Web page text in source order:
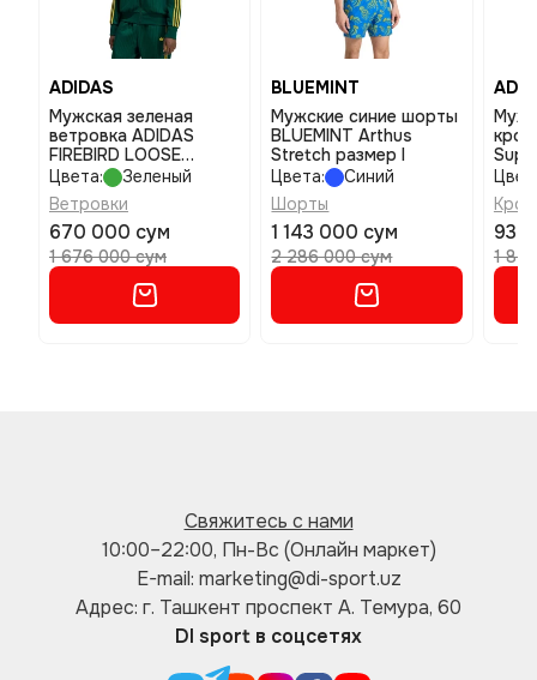
ADIDAS
Мужская зеленая
ветровка ADIDAS
FIREBIRD LOOSE
размер xl
Цвета:
Зеленый
Ветровки
670 000 сум
1 676 000 сум
BLUEMINT
Мужские синие шорты
BLUEMINT Arthus
Stretch размер l
Цвета:
Синий
Шорты
1 143 000 сум
2 286 000 сум
939
1
Свяжитесь с нами
10:00–22:00, Пн-Вс (Онлайн маркет)
E-mail: marketing@di-sport.uz
Адрес: г. Ташкент проспект А. Темура, 60
DI sport в соцсетях